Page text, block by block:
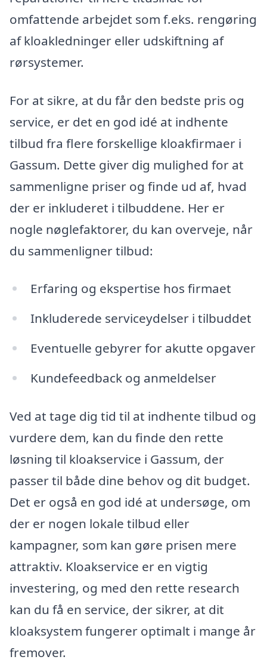
omfattende arbejdet som f.eks. rengøring
af kloakledninger eller udskiftning af
rørsystemer.
For at sikre, at du får den bedste pris og
service, er det en god idé at indhente
tilbud fra flere forskellige kloakfirmaer i
Gassum. Dette giver dig mulighed for at
sammenligne priser og finde ud af, hvad
der er inkluderet i tilbuddene. Her er
nogle nøglefaktorer, du kan overveje, når
du sammenligner tilbud:
Erfaring og ekspertise hos firmaet
Inkluderede serviceydelser i tilbuddet
Eventuelle gebyrer for akutte opgaver
Kundefeedback og anmeldelser
Ved at tage dig tid til at indhente tilbud og
vurdere dem, kan du finde den rette
løsning til kloakservice i Gassum, der
passer til både dine behov og dit budget.
Det er også en god idé at undersøge, om
der er nogen lokale tilbud eller
kampagner, som kan gøre prisen mere
attraktiv. Kloakservice er en vigtig
investering, og med den rette research
kan du få en service, der sikrer, at dit
kloaksystem fungerer optimalt i mange år
fremover.